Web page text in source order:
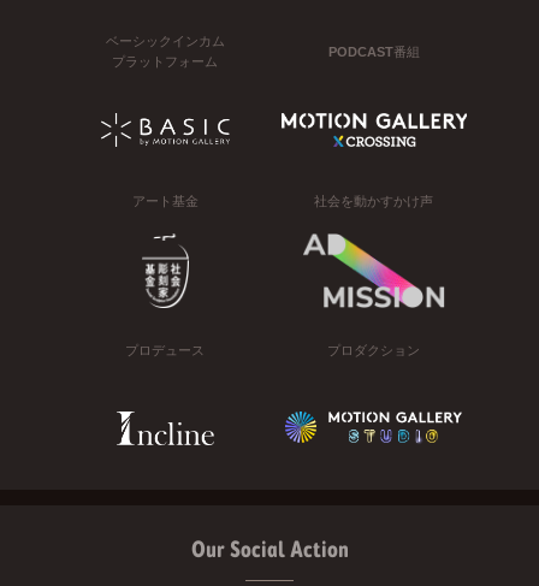
ベーシックインカム
プラットフォーム
PODCAST番組
アート基金 社会を動かすかけ声
プロデュース プロダクション
Our Social Action